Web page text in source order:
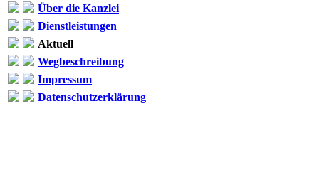
Über die Kanzlei
Dienstleistungen
Aktuell
Wegbeschreibung
Impressum
Datenschutzerklärung